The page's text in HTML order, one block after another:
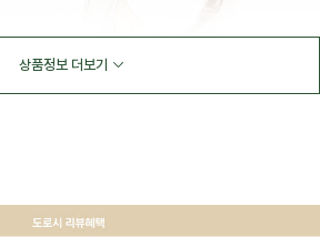
상품정보 더보기